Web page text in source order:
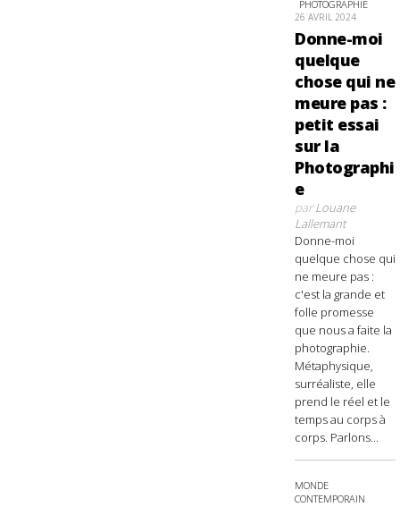
PHOTOGRAPHIE
26 AVRIL 2024
Donne-moi
quelque
chose qui ne
meure pas :
petit essai
sur la
Photographi
e
parLouane
Lallemant
Donne-moi
quelque chose qui
ne meure pas :
c'est la grande et
folle promesse
que nous a faite la
photographie.
Métaphysique,
surréaliste, elle
prend le réel et le
temps au corps à
corps. Parlons...
MONDE
CONTEMPORAIN